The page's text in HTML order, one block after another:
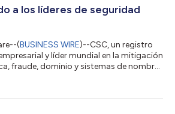
a los líderes de seguridad
(BUSINESS WIRE)--CSC, un registro
y líder mundial en la mitigación
fraude, dominio y sistemas de nombre
están adaptando a un ecosistema de